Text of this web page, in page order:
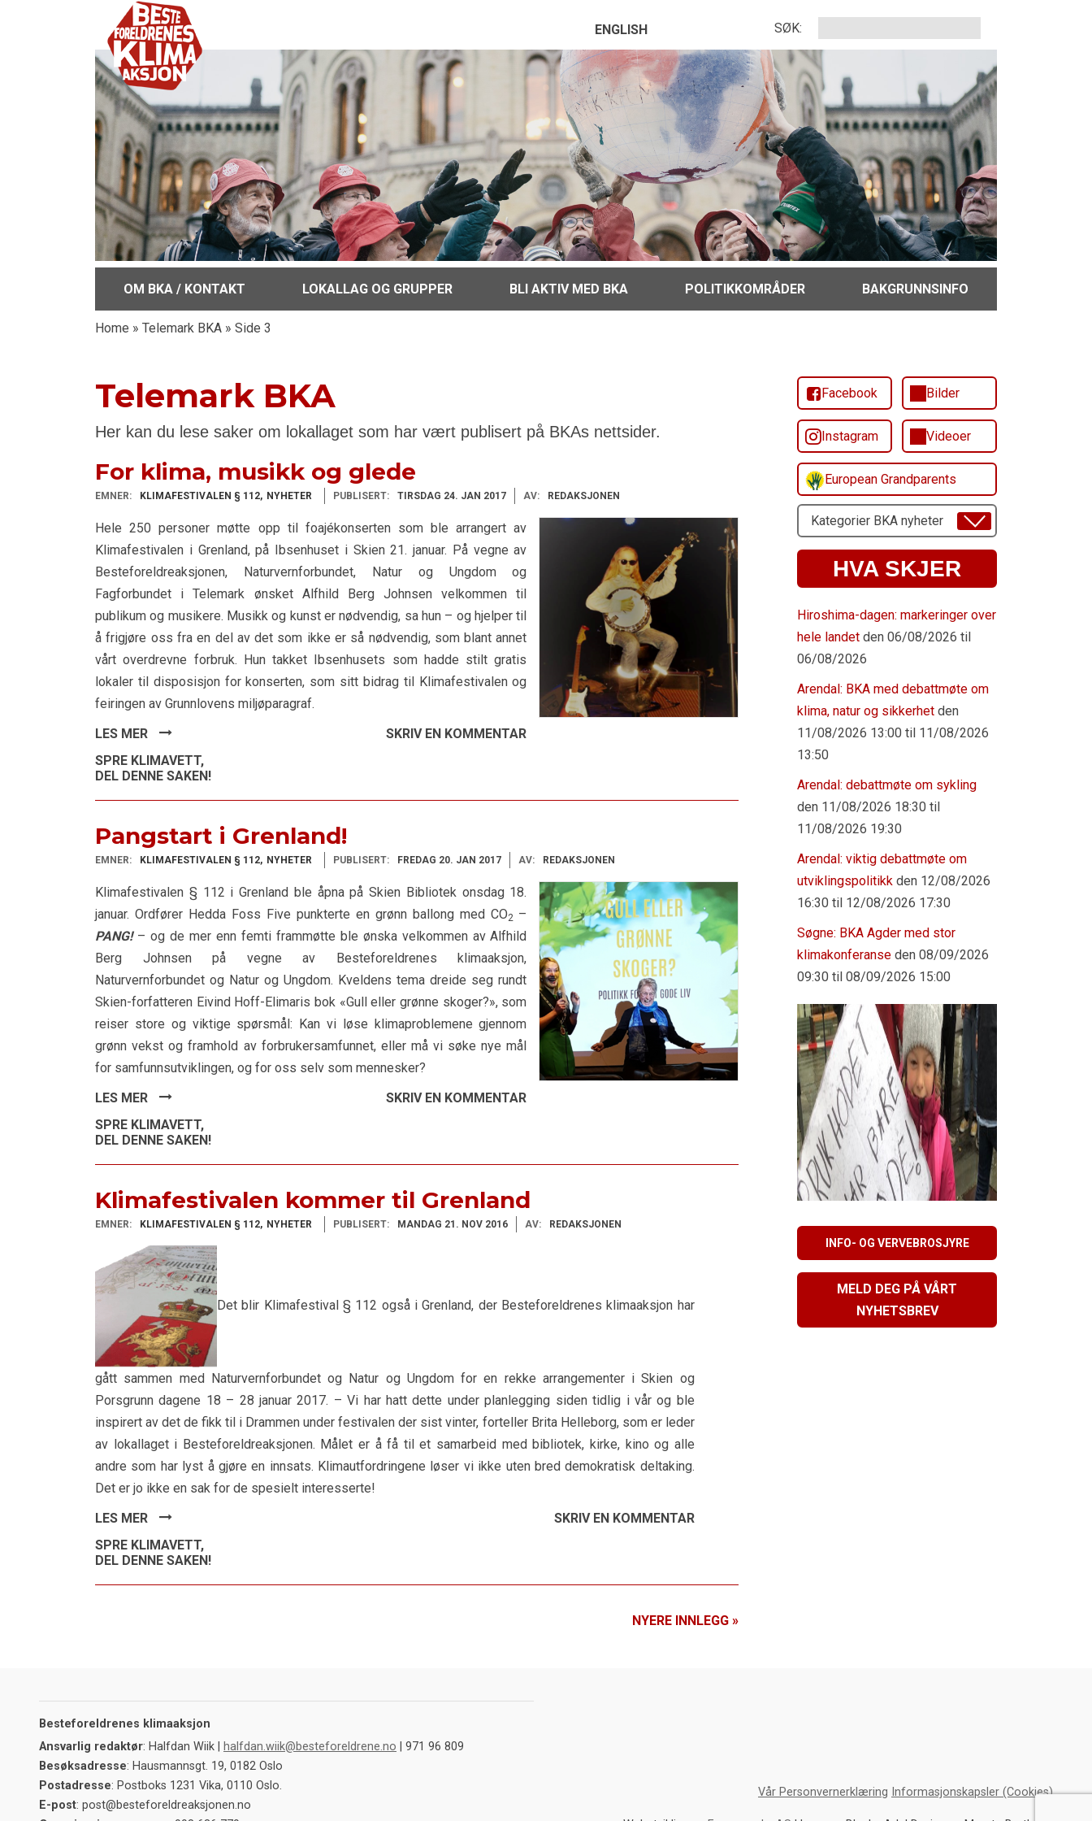
ENGLISH SØK:
OM BKA / KONTAKT LOKALLAG OG GRUPPER BLI AKTIV MED BKA POLITIKKOMRÅDER BAKGRUNNSINFO
Home » Telemark BKA » Side 3
Telemark BKA
Her kan du lese saker om lokallaget som har vært publisert på BKAs nettsider.
For klima, musikk og glede
EMNER: KLIMAFESTIVALEN § 112 NYHETER PUBLISERT: TIRSDAG 24. JAN 2017 AV: REDAKSJONEN
Hele 250 personer møtte opp til foajékonserten som ble arrangert av
Klimafestivalen i Grenland, på Ibsenhuset i Skien 21. januar. På vegne av
Besteforeldreaksjonen, Naturvernforbundet, Natur og Ungdom og
Fagforbundet i Telemark ønsket Alfhild Berg Johnsen velkommen til
publikum og musikere. Musikk og kunst er nødvendig, sa hun – og hjelper til
å frigjøre oss fra en del av det som ikke er så nødvendig, som blant annet
vårt overdrevne forbruk. Hun takket Ibsenhusets som hadde stilt gratis
lokaler til disposisjon for konserten, som sitt bidrag til Klimafestivalen og
feiringen av Grunnlovens miljøparagraf.
LES MER
SKRIV EN KOMMENTAR
SPRE KLIMAVETT,
DEL DENNE SAKEN!
Pangstart i Grenland!
EMNER: KLIMAFESTIVALEN § 112 NYHETER PUBLISERT: FREDAG 20. JAN 2017 AV: REDAKSJONEN
Klimafestivalen § 112 i Grenland ble åpna på Skien Bibliotek onsdag 18.
januar. Ordfører Hedda Foss Five punkterte en grønn ballong med CO2 –
PANG! – og de mer enn femti frammøtte ble ønska velkommen av Alfhild
Berg Johnsen på vegne av Besteforeldrenes klimaaksjon,
Naturvernforbundet og Natur og Ungdom. Kveldens tema dreide seg rundt
Skien-forfatteren Eivind Hoff-Elimaris bok «Gull eller grønne skoger?», som
reiser store og viktige spørsmål: Kan vi løse klimaproblemene gjennom
grønn vekst og framhold av forbrukersamfunnet, eller må vi søke nye mål
for samfunnsutviklingen, og for oss selv som mennesker?
LES MER
SKRIV EN KOMMENTAR
SPRE KLIMAVETT,
DEL DENNE SAKEN!
Klimafestivalen kommer til Grenland
EMNER: KLIMAFESTIVALEN § 112 NYHETER PUBLISERT: MANDAG 21. NOV 2016 AV: REDAKSJONEN
Det blir Klimafestival § 112 også i Grenland, der Besteforeldrenes klimaaksjon har
gått sammen med Naturvernforbundet og Natur og Ungdom for en rekke arrangementer i Skien og
Porsgrunn dagene 18 – 28 januar 2017. – Vi har hatt dette under planlegging siden tidlig i vår og ble
inspirert av det de fikk til i Drammen under festivalen der sist vinter, forteller Brita Helleborg, som er leder
av lokallaget i Besteforeldreaksjonen. Målet er å få til et samarbeid med bibliotek, kirke, kino og alle
andre som har lyst å gjøre en innsats. Klimautfordringene løser vi ikke uten bred demokratisk deltaking.
Det er jo ikke en sak for de spesielt interesserte!
LES MER
SKRIV EN KOMMENTAR
SPRE KLIMAVETT,
DEL DENNE SAKEN!
NYERE INNLEGG »
Facebook Bilder
Instagram Videoer
European Grandparents
Velg
Emne
HVA SKJER
Hiroshima-dagen: markeringer over
hele landet den 06/08/2026 til
06/08/2026
Arendal: BKA med debattmøte om
klima, natur og sikkerhet den
11/08/2026 13:00 til 11/08/2026
13:50
Arendal: debattmøte om sykling
den 11/08/2026 18:30 til
11/08/2026 19:30
Arendal: viktig debattmøte om
utviklingspolitikk den 12/08/2026
16:30 til 12/08/2026 17:30
Søgne: BKA Agder med stor
klimakonferanse den 08/09/2026
09:30 til 08/09/2026 15:00
INFO- OG VERVEBROSJYRE
MELD DEG PÅ VÅRT
NYHETSBREV
Besteforeldrenes klimaaksjon
Ansvarlig redaktør: Halfdan Wiik | halfdan.wiik@besteforeldrene.no | 971 96 809
Besøksadresse: Hausmannsgt. 19, 0182 Oslo
Postadresse: Postboks 1231 Vika, 0110 Oslo.
E-post: post@besteforeldreaksjonen.no
Vår Personvernerklæring Informasjonskapsler (Cookies)